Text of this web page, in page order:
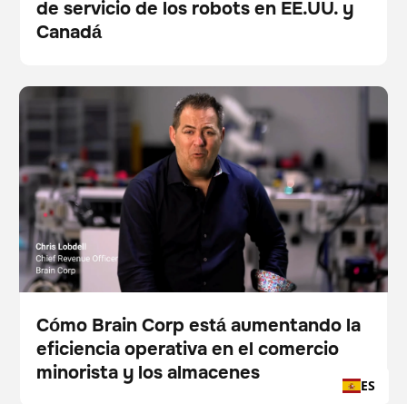
Blog
de servicio de los robots en EE.UU. y
Canadá
Cómo Brain Corp está aumentando la eficiencia
operativa en el comercio minorista y los almacenes
Vídeo
BrainOS
Esto es un texto dentro de un bloque div.
Esto es un texto dentro de un bloque div.
Vídeo
Cómo Brain Corp está aumentando la
eficiencia operativa en el comercio
minorista y los almacenes
ES